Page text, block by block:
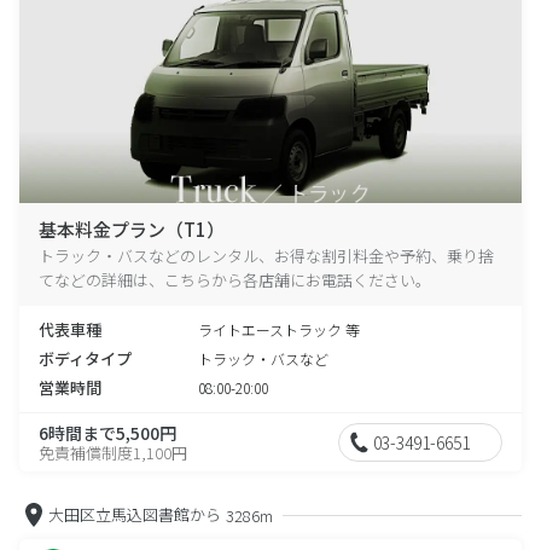
基本料金プラン（T1）
トラック・バスなどのレンタル、お得な割引料金や予約、乗り捨
てなどの詳細は、こちらから各店舗にお電話ください。
代表車種 ライトエーストラック 等
ボディタイプ トラック・バスなど
営業時間 08:00-20:00
6時間まで5,500円
免責補償制度1,100円 03-3491-6651
大田区立馬込図書館から 3286m